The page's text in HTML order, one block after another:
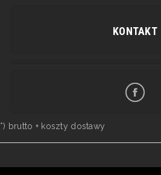
KONTAKT
*) brutto + koszty dostawy